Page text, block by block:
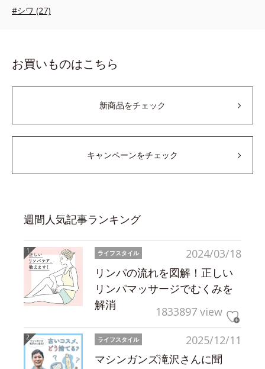
#シワ (27)
お買いものはこちら
新商品をチェック
キャンペーンをチェック
週間人気記事ランキング
2024/03/18
ライフスタイル
リンパの流れを図解！正しい
リンパマッサージでむくみを
解消
1833897 view
2025/12/11
ライフスタイル
マシンガンズ滝沢さんに聞